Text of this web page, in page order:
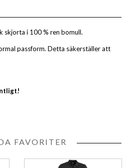
skjorta i 100 % ren bomull.
passform. Detta säkerställer att
FAVORITER